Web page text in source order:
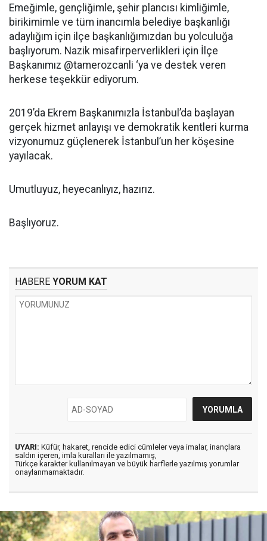
Emeğimle, gençliğimle, şehir plancısı kimliğimle,
birikimimle ve tüm inancımla belediye başkanlığı
adaylığım için ilçe başkanlığımızdan bu yolculuğa
başlıyorum. Nazik misafirperverlikleri için İlçe
Başkanımız @tamerozcanli ‘ya ve destek veren
herkese teşekkür ediyorum.
2019’da Ekrem Başkanımızla İstanbul’da başlayan
gerçek hizmet anlayışı ve demokratik kentleri kurma
vizyonumuz güçlenerek İstanbul’un her köşesine
yayılacak.
Umutluyuz, heyecanlıyız, hazırız.
Başlıyoruz.
HABERE YORUM KAT
UYARI: Küfür, hakaret, rencide edici cümleler veya imalar, inançlara
saldırı içeren, imla kuralları ile yazılmamış,
Türkçe karakter kullanılmayan ve büyük harflerle yazılmış yorumlar
onaylanmamaktadır.